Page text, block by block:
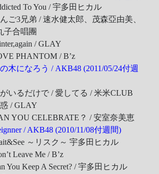
To You / 宇多田ヒカル
ご3兄弟 / 速水健太郎、茂森亞由美、
子合唱團
/ GLAY
PHANTOM / B’z
木になろう / AKB48 (2011/05/24付週
いるだけで / 愛してる / 米米CLUB
/ GLAY
YOU CELEBRATE？ / 安室奈美恵
/ AKB48 (2010/11/08付週間)
～リスク～ 宇多田ヒカル
Leave Me / B’z
You Keep A Secret? / 宇多田ヒカル